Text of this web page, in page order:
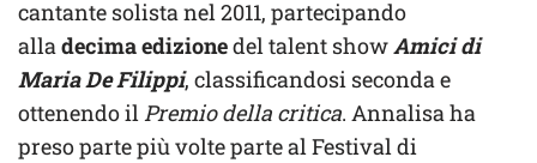
cantante solista nel 2011, partecipando
alla decima edizionedel talent showAmici di
Maria De Filippi, classificandosi seconda e
ottenendo il Premio della critica. Annalisa ha
preso parte più volte parte al Festival di